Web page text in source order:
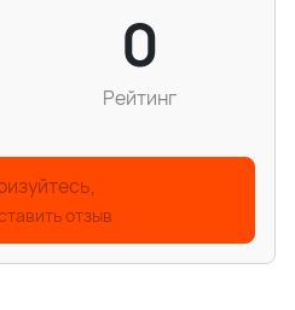
0
Рейтинг
отзыв